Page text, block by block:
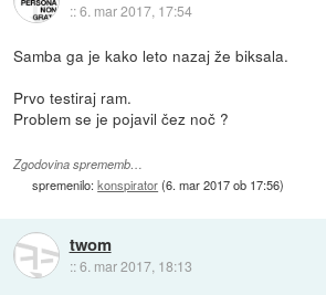
::6. mar 2017, 17:54
Samba ga je kako leto nazaj že biksala.
Prvo testiraj ram.
Problem se je pojavil čez noč ?
Zgodovina sprememb…
spremenilo:konspirator(6. mar 2017 ob 17:56)
twom
::6. mar 2017, 18:13